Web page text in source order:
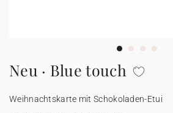
Neu · Blue touch
Weihnachtskarte mit Schokoladen-Etui